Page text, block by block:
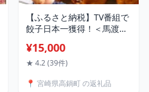
【ふるさと納税】TV番組で
餃子日本一獲得！＜馬渡の
順次出荷 餃子の馬渡 送料
無料 手羽先 餃子 ぎょうざ
怒り新党 宮崎餃子 特産品
¥15,000
★ 4.2 (39件)
📍 宮崎県高鍋町 の返礼品